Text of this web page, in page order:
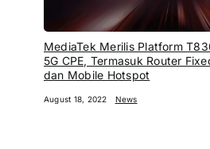
MediaTek Merilis Platform
5G CPE, Termasuk Router
dan Mobile Hotspot
August 18, 2022 News